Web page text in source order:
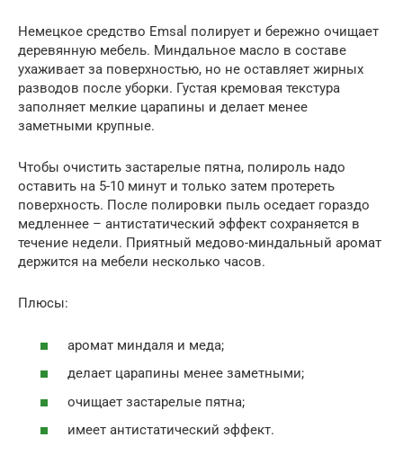
Немецкое средство Emsal полирует и бережно очищает
деревянную мебель. Миндальное масло в составе
ухаживает за поверхностью, но не оставляет жирных
разводов после уборки. Густая кремовая текстура
заполняет мелкие царапины и делает менее
заметными крупные.
Чтобы очистить застарелые пятна, полироль надо
оставить на 5-10 минут и только затем протереть
поверхность. После полировки пыль оседает гораздо
медленнее – антистатический эффект сохраняется в
течение недели. Приятный медово-миндальный аромат
держится на мебели несколько часов.
Плюсы:
аромат миндаля и меда;
делает царапины менее заметными;
очищает застарелые пятна;
имеет антистатический эффект.